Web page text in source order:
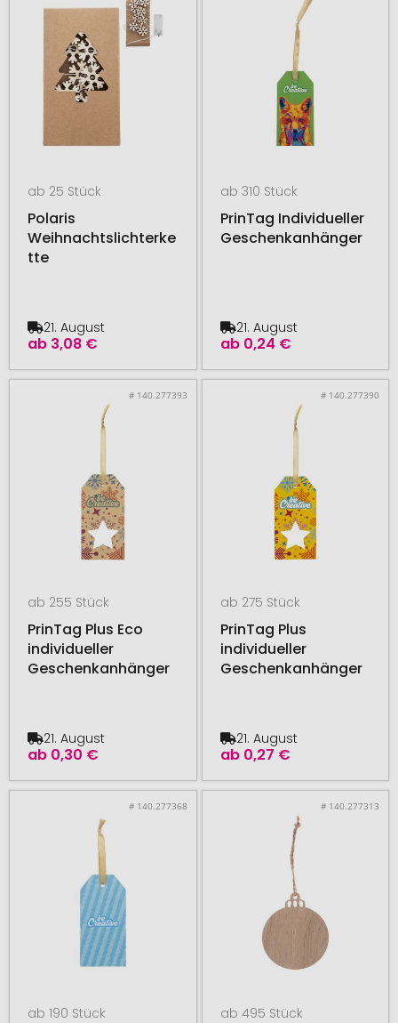
ab 25 Stück
Polaris
Weihnachtslichterke
tte
ab 3,08 €
21. August
ab 310 Stück
PrinTag Individueller
Geschenkanhänger
ab 0,24 €
21. August
# 140.277393
ab 255 Stück
PrinTag Plus Eco
individueller
Geschenkanhänger
ab 0,30 €
21. August
# 140.277390
ab 275 Stück
PrinTag Plus
individueller
Geschenkanhänger
ab 0,27 €
21. August
# 140.277368
ab 190 Stück
# 140.277313
ab 495 Stück